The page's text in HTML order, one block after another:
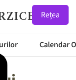
Rețea
Calendar